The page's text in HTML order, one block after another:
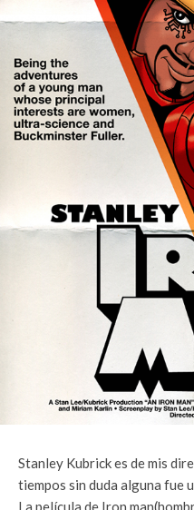
Stanley Kubrick es de mis
tiempos sin duda alguna fue
La película de Iron